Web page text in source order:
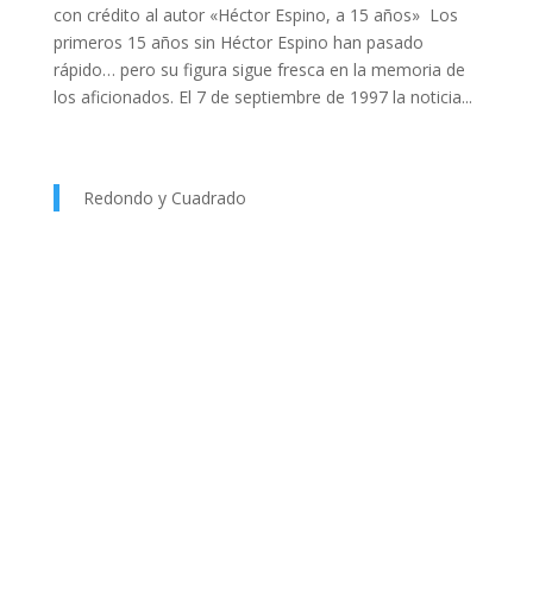
con crédito al autor «Héctor Espino, a 15 años» Los
primeros 15 años sin Héctor Espino han pasado
rápido… pero su figura sigue fresca en la memoria de
los aficionados. El 7 de septiembre de 1997 la noticia...
Redondo y Cuadrado